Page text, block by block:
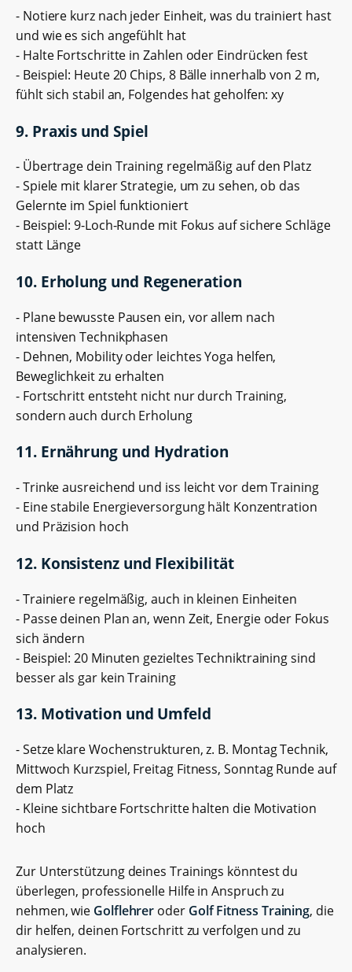
- Notiere kurz nach jeder Einheit, was du trainiert hast
und wie es sich angefühlt hat
- Halte Fortschritte in Zahlen oder Eindrücken fest
- Beispiel: Heute 20 Chips, 8 Bälle innerhalb von 2 m,
fühlt sich stabil an, Folgendes hat geholfen: xy
9. Praxis und Spiel
- Übertrage dein Training regelmäßig auf den Platz
- Spiele mit klarer Strategie, um zu sehen, ob das
Gelernte im Spiel funktioniert
- Beispiel: 9-Loch-Runde mit Fokus auf sichere Schläge
statt Länge
10. Erholung und Regeneration
- Plane bewusste Pausen ein, vor allem nach
intensiven Technikphasen
- Dehnen, Mobility oder leichtes Yoga helfen,
Beweglichkeit zu erhalten
- Fortschritt entsteht nicht nur durch Training,
sondern auch durch Erholung
11. Ernährung und Hydration
- Trinke ausreichend und iss leicht vor dem Training
- Eine stabile Energieversorgung hält Konzentration
und Präzision hoch
12. Konsistenz und Flexibilität
- Trainiere regelmäßig, auch in kleinen Einheiten
- Passe deinen Plan an, wenn Zeit, Energie oder Fokus
sich ändern
- Beispiel: 20 Minuten gezieltes Techniktraining sind
besser als gar kein Training
13. Motivation und Umfeld
- Setze klare Wochenstrukturen, z. B. Montag Technik,
Mittwoch Kurzspiel, Freitag Fitness, Sonntag Runde auf
dem Platz
- Kleine sichtbare Fortschritte halten die Motivation
hoch
Zur Unterstützung deines Trainings könntest du
überlegen, professionelle Hilfe in Anspruch zu
nehmen, wie Golflehrer oder Golf Fitness Training, die
dir helfen, deinen Fortschritt zu verfolgen und zu
analysieren.